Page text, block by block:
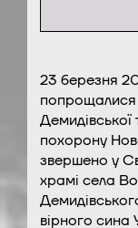
23 березня
попрощалися
похорону
звершено у
храмі села
вірного